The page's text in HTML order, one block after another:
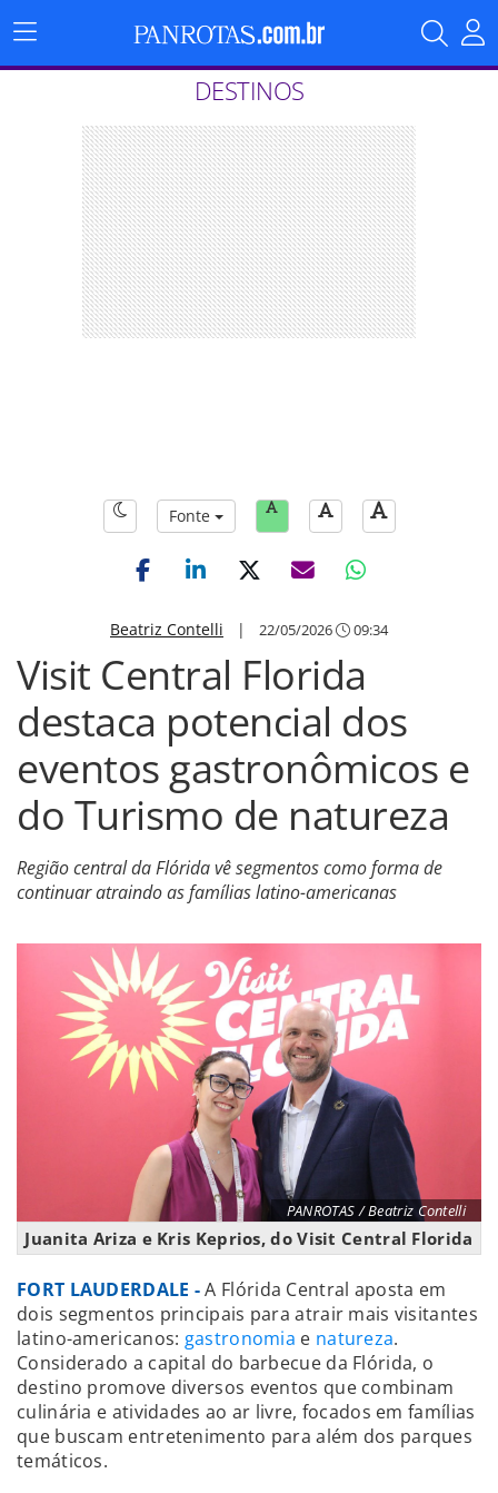
Menu
Principal
DESTINOS
Fonte
Beatriz Contelli | 22/05/2026 09:34
Visit Central Florida
destaca potencial dos
eventos gastronômicos e
do Turismo de natureza
Região central da Flórida vê segmentos como forma de
continuar atraindo as famílias latino-americanas
PANROTAS / Beatriz Contelli
Juanita Ariza e Kris Keprios, do Visit Central Florida
FORT LAUDERDALE -A Flórida Central aposta em
dois segmentos principais para atrair mais visitantes
latino-americanos: gastronomia e natureza.
Considerado a capital do barbecue da Flórida, o
destino promove diversos eventos que combinam
culinária e atividades ao ar livre, focados em famílias
que buscam entretenimento para além dos parques
temáticos.